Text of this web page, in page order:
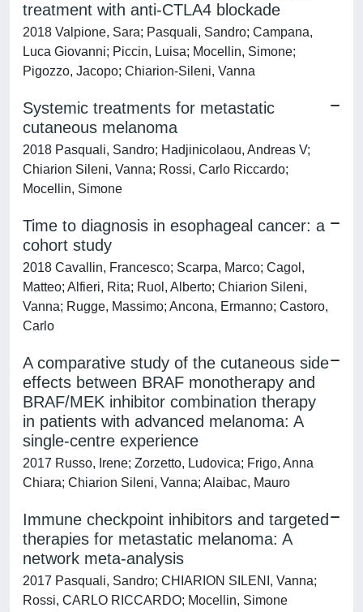
treatment with anti-CTLA4 blockade
2018 Valpione, Sara; Pasquali, Sandro; Campana,
Luca Giovanni; Piccin, Luisa; Mocellin, Simone;
Pigozzo, Jacopo; Chiarion-Sileni, Vanna
Systemic treatments for metastatic
cutaneous melanoma
2018 Pasquali, Sandro; Hadjinicolaou, Andreas V;
Chiarion Sileni, Vanna; Rossi, Carlo Riccardo;
Mocellin, Simone
Time to diagnosis in esophageal cancer: a
cohort study
2018 Cavallin, Francesco; Scarpa, Marco; Cagol,
Matteo; Alfieri, Rita; Ruol, Alberto; Chiarion Sileni,
Vanna; Rugge, Massimo; Ancona, Ermanno; Castoro,
Carlo
A comparative study of the cutaneous side
effects between BRAF monotherapy and
BRAF/MEK inhibitor combination therapy
in patients with advanced melanoma: A
single-centre experience
2017 Russo, Irene; Zorzetto, Ludovica; Frigo, Anna
Chiara; Chiarion Sileni, Vanna; Alaibac, Mauro
Immune checkpoint inhibitors and targeted
therapies for metastatic melanoma: A
network meta-analysis
2017 Pasquali, Sandro; CHIARION SILENI, Vanna;
Rossi, CARLO RICCARDO; Mocellin, Simone